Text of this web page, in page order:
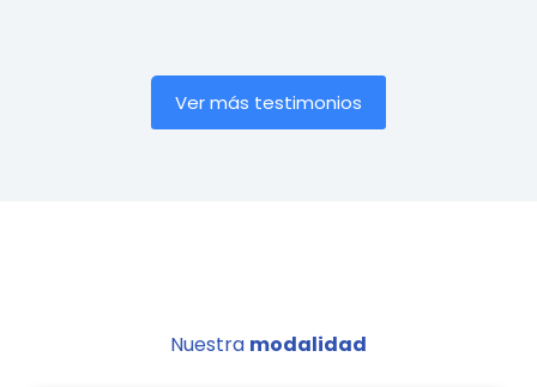
Ver más testimonios
Nuestra modalidad